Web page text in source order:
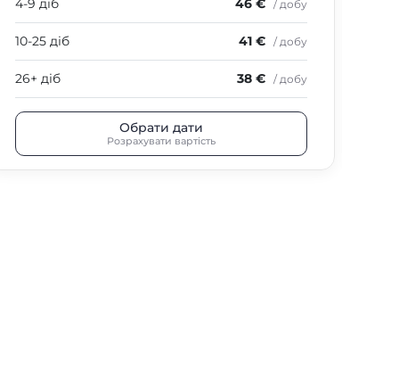
4-9 діб 46 € / добу
10-25 діб 41 € / добу
26+ діб 38 € / добу
Обрати дати
Розрахувати вартість